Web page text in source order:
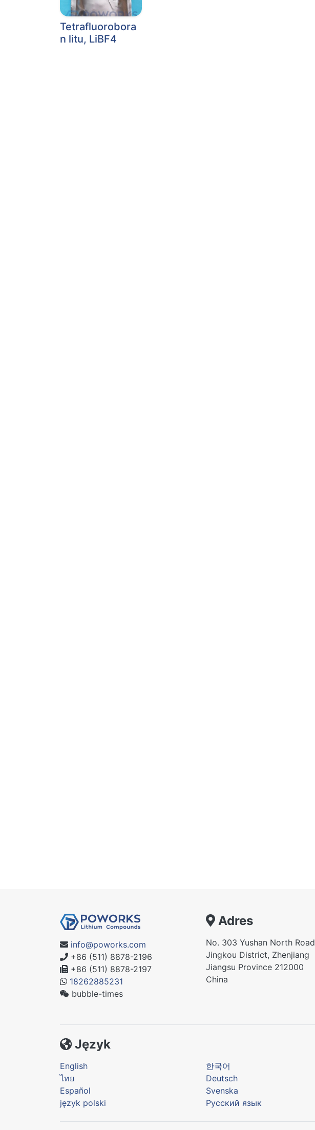
Tetrafluorobora
n litu, LiBF4
info@poworks.com
+86 (511) 8878-2196
+86 (511) 8878-2197
18262885231
bubble-times
Adres
No. 303 Yushan North Road
Jingkou District, Zhenjiang
Jiangsu Province 212000
China
Język
English 한국어
ไทย
Deutsch
Español
Svenska
język polski
Русский язык